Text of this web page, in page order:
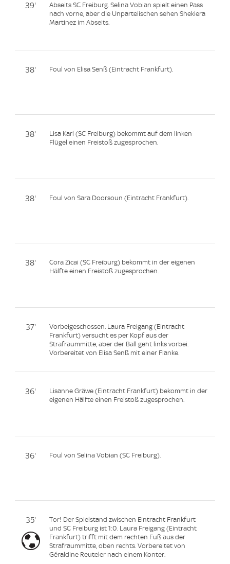
39'
Abseits SC Freiburg. Selina Vobian spielt einen Pass
nach vorne, aber die Unparteiischen sehen Shekiera
Martinez im Abseits.
38' Foul von Elisa Senß (Eintracht Frankfurt).
38'
Lisa Karl (SC Freiburg) bekommt auf dem linken
Flügel einen Freistoß zugesprochen.
38' Foul von Sara Doorsoun (Eintracht Frankfurt).
38'
Cora Zicai (SC Freiburg) bekommt in der eigenen
Hälfte einen Freistoß zugesprochen.
37'
Vorbeigeschossen. Laura Freigang (Eintracht
Frankfurt) versucht es per Kopf aus der
Strafraummitte, aber der Ball geht links vorbei.
Vorbereitet von Elisa Senß mit einer Flanke.
36'
Lisanne Gräwe (Eintracht Frankfurt) bekommt in der
eigenen Hälfte einen Freistoß zugesprochen.
36' Foul von Selina Vobian (SC Freiburg).
35'
Tor! Der Spielstand zwischen Eintracht Frankfurt
und SC Freiburg ist 1:0. Laura Freigang (Eintracht
Frankfurt) trifft mit dem rechten Fuß aus der
Strafraummitte, oben rechts. Vorbereitet von
Géraldine Reuteler nach einem Konter.